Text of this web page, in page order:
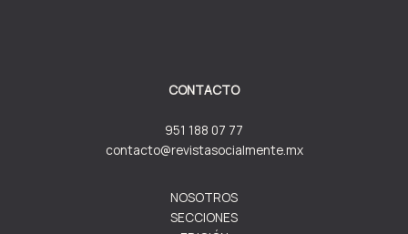
CONTACTO
951 188 07 77
contacto@revistasocialmente.mx
NOSOTROS
SECCIONES